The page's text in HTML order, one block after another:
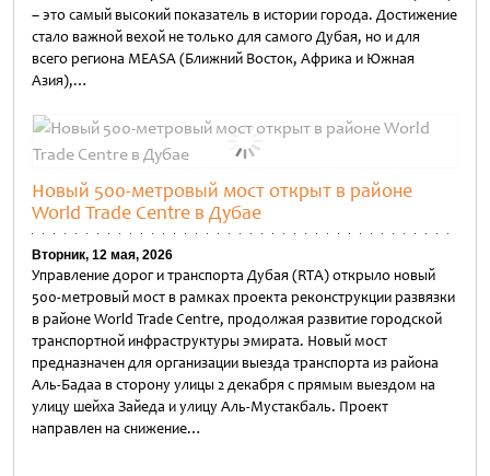
– это самый высокий показатель в истории города. Достижение
стало важной вехой не только для самого Дубая, но и для
всего региона MEASA (Ближний Восток, Африка и Южная
Азия),…
Новый 500-метровый мост открыт в районе
World Trade Centre в Дубае
Вторник, 12 мая, 2026
Управление дорог и транспорта Дубая (RTA) открыло новый
500-метровый мост в рамках проекта реконструкции развязки
в районе World Trade Centre, продолжая развитие городской
транспортной инфраструктуры эмирата. Новый мост
предназначен для организации выезда транспорта из района
Аль-Бадаа в сторону улицы 2 декабря с прямым выездом на
улицу шейха Зайеда и улицу Аль-Мустакбаль. Проект
направлен на снижение…